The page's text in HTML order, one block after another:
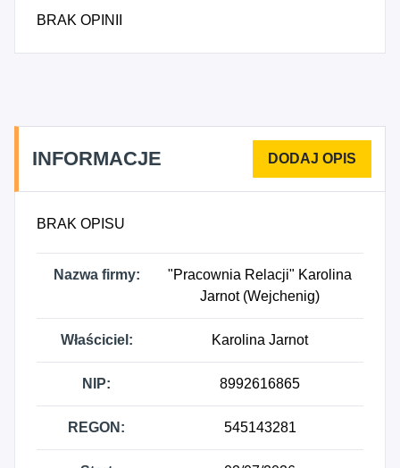
BRAK OPINII
INFORMACJE
BRAK OPISU
Nazwa firmy:
"Pracownia Relacji" Karolina
Jarnot (Wejchenig)
Właściciel: Karolina Jarnot
NIP: 8992616865
REGON: 545143281